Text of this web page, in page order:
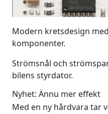
Modern kretsdesign
komponenter.
Strömsnål och
bilens styrdator.
Nyhet: Ännu mer effekt
Med en ny hårdvara tar